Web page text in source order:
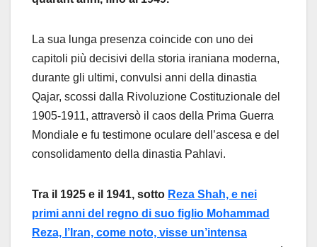
La sua lunga presenza coincide con uno dei
capitoli più decisivi della storia iraniana moderna,
durante gli ultimi, convulsi anni della dinastia
Qajar, scossi dalla Rivoluzione Costituzionale del
1905-1911, attraversò il caos della Prima Guerra
Mondiale e fu testimone oculare dell’ascesa e del
consolidamento della dinastia Pahlavi.
Tra il 1925 e il 1941, sotto Reza Shah, e nei
primi anni del regno di suo figlio Mohammad
Reza, l’Iran, come noto, visse un’intensa